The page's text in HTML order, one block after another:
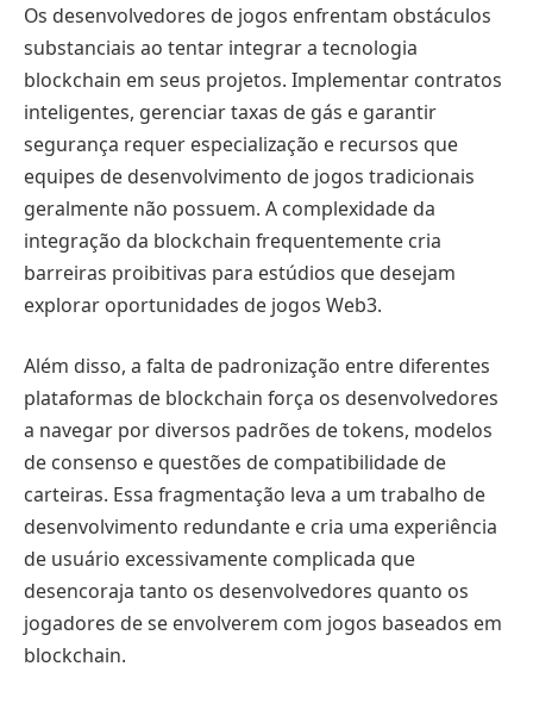
Os desenvolvedores de jogos enfrentam obstáculos
substanciais ao tentar integrar a tecnologia
blockchain em seus projetos. Implementar contratos
inteligentes, gerenciar taxas de gás e garantir
segurança requer especialização e recursos que
equipes de desenvolvimento de jogos tradicionais
geralmente não possuem. A complexidade da
integração da blockchain frequentemente cria
barreiras proibitivas para estúdios que desejam
explorar oportunidades de jogos Web3.
Além disso, a falta de padronização entre diferentes
plataformas de blockchain força os desenvolvedores
a navegar por diversos padrões de tokens, modelos
de consenso e questões de compatibilidade de
carteiras. Essa fragmentação leva a um trabalho de
desenvolvimento redundante e cria uma experiência
de usuário excessivamente complicada que
desencoraja tanto os desenvolvedores quanto os
jogadores de se envolverem com jogos baseados em
blockchain.